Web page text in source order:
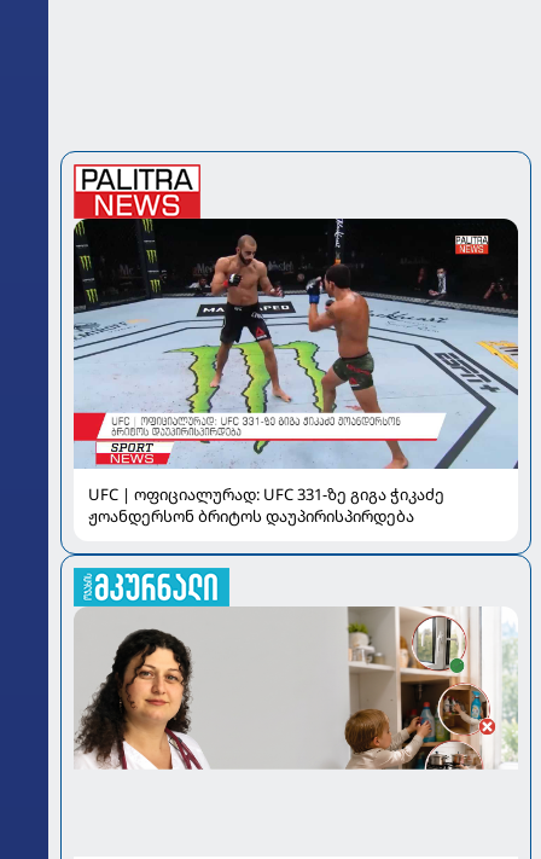
UFC | ოფიციალურად: UFC 331-ზე გიგა ჭიკაძე
ჟოანდერსონ ბრიტოს დაუპირისპირდება